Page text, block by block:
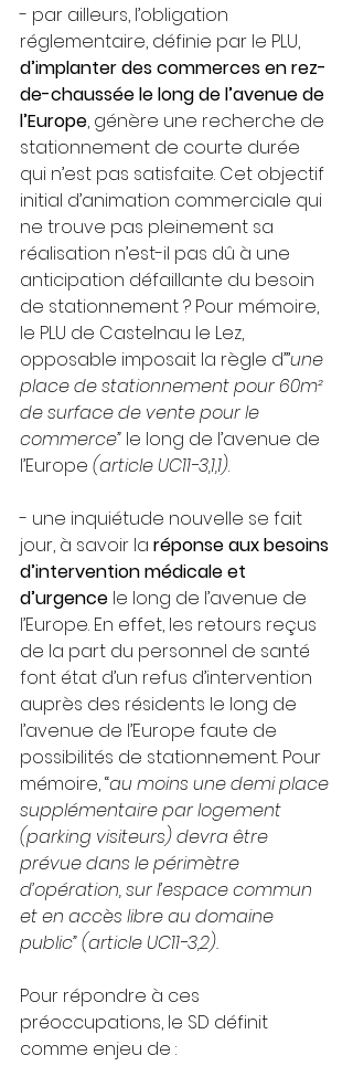
- par ailleurs, l’obligation
réglementaire, définie par le PLU,
d’implanter des commerces en rez-
de-chaussée le long de l’avenue de
l’Europe, génère une recherche de
stationnement de courte durée
qui n’est pas satisfaite. Cet objectif
initial d’animation commerciale qui
ne trouve pas pleinement sa
réalisation n’est-il pas dû à une
anticipation défaillante du besoin
de stationnement ? Pour mémoire,
le PLU de Castelnau le Lez,
opposable imposait la règle d’”une
place de stationnement pour 60m²
de surface de vente pour le
commerce” le long de l’avenue de
l’Europe (article UC11-3,1,1).
- une inquiétude nouvelle se fait
jour, à savoir la réponse aux besoins
d’intervention médicale et
d’urgence le long de l’avenue de
l’Europe. En effet, les retours reçus
de la part du personnel de santé
font état d’un refus d’intervention
auprès des résidents le long de
l’avenue de l’Europe faute de
possibilités de stationnement. Pour
mémoire, “au moins une demi place
supplémentaire par logement
(parking visiteurs) devra être
prévue dans le périmètre
d’opération, sur l’espace commun
et en accès libre au domaine
public” (article UC11-3,2).
Pour répondre à ces
préoccupations, le SD définit
comme enjeu de :